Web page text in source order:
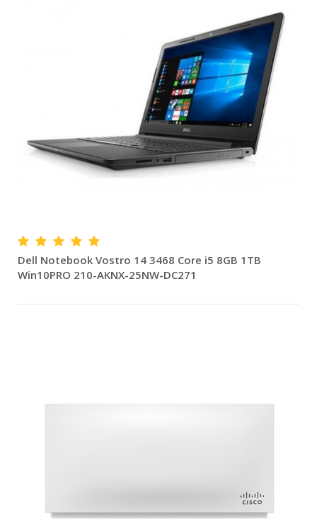
Dell Notebook Vostro 14 3468 Core i5 8GB 1TB
Win10PRO 210-AKNX-25NW-DC271